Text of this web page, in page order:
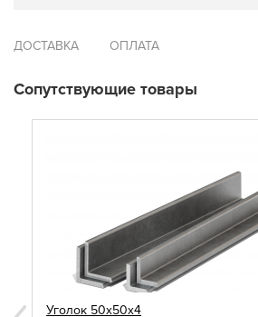
ДОСТАВКА ОПЛАТА
Сопутствующие товары
Уголок 50х50х4